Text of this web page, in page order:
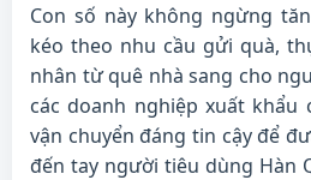
Con số này không ngừng
kéo theo nhu cầu gửi quà,
nhân từ quê nhà sang cho
các doanh nghiệp xuất khẩu
vận chuyển đáng tin cậy để
đến tay người tiêu dùng Hàn